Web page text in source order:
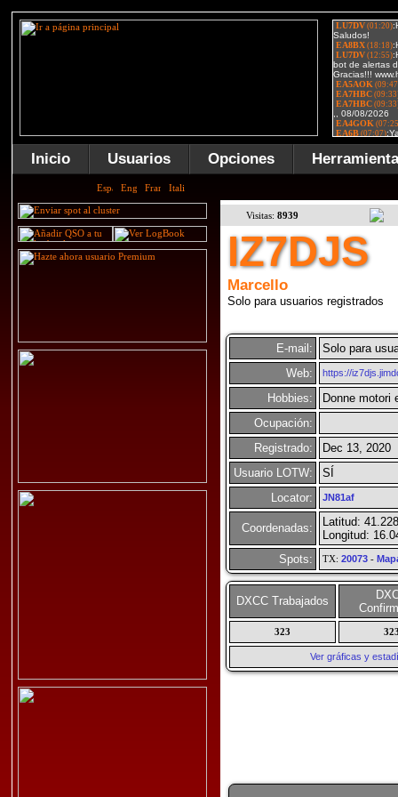
Inicio Usuarios Opciones
Visitas: 8939
IZ7DJS
Marcello
Solo para usuarios registrados
E-mail:
Solo para
Web:
https://
Hobbies:
Donne motori
Ocupación:
Registrado:
Dec 13, 2020
Usuario LOTW:
SÍ
Locator:
JN81af
Coordenadas:
Latitud:
Longitud:
Spots:
TX: 20073-
DXCC Trabajados
323
Ver gráficas y